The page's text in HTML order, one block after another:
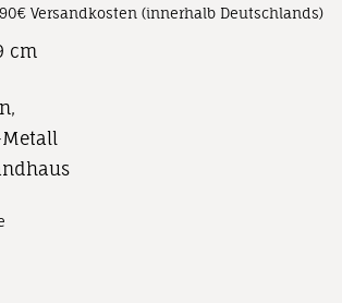
Versandkosten (innerhalb Deutschlands)
cm